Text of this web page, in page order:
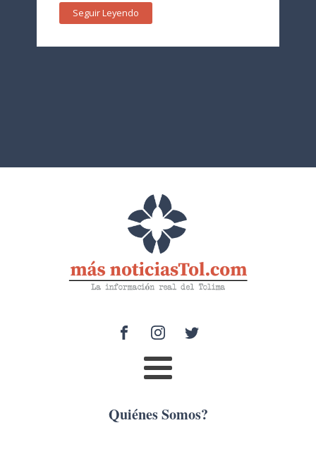
Seguir Leyendo
Quiénes Somos?